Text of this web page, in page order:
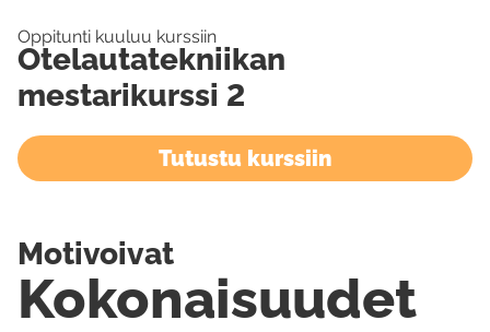
Oppitunti kuuluu kurssiin
Otelautatekniikan
mestarikurssi 2
Tutustu kurssiin
Kokonaisuudet
Motivoivat